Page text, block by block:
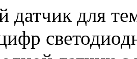
датчик для